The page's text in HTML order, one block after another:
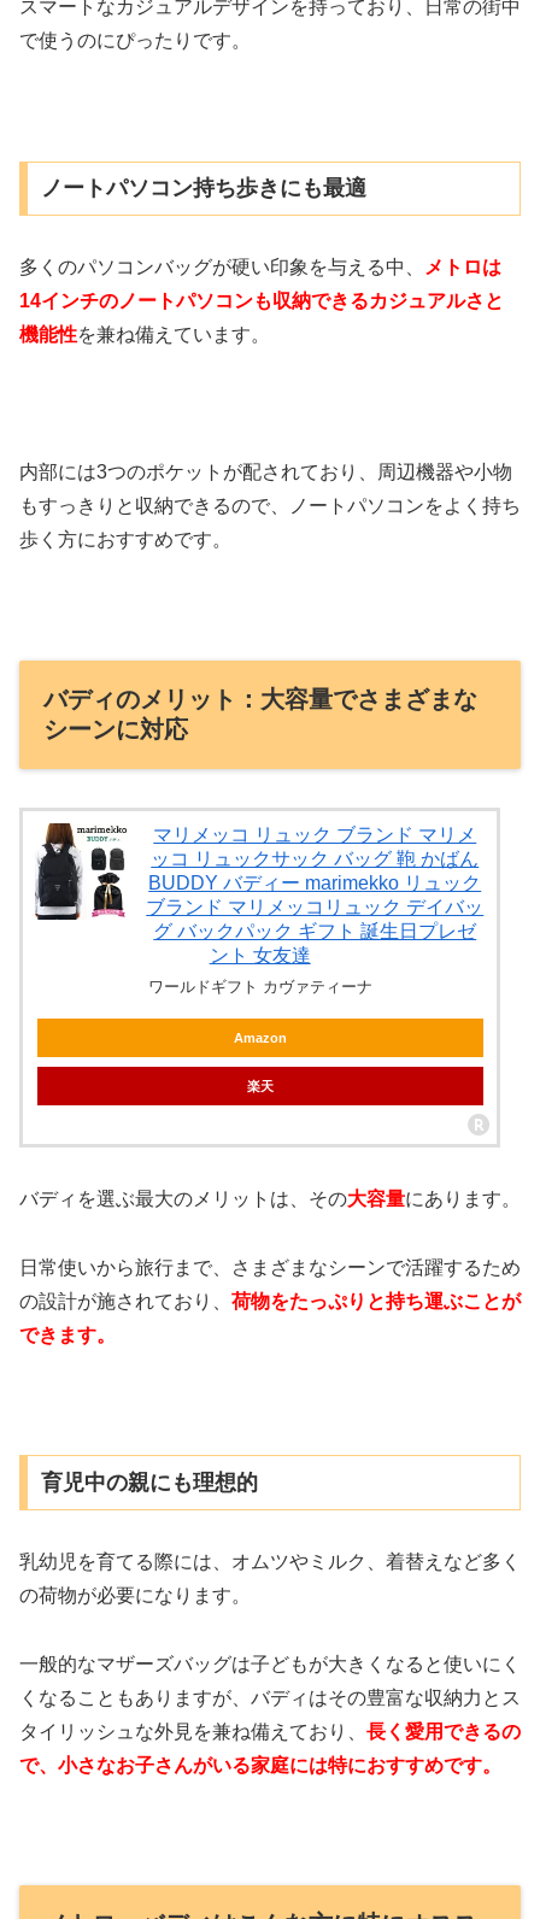
スマートなカジュアルデザインを持っており、日常の街中
で使うのにぴったりです。
ノートパソコン持ち歩きにも最適
多くのパソコンバッグが硬い印象を与える中、
メトロは
14インチのノートパソコンも収納できるカジュアルさと
機能性を兼ね備えています。
内部には3つのポケットが配されており、周辺機器や小物
もすっきりと収納できるので、ノートパソコンをよく持ち
歩く方におすすめです。
バディのメリット：大容量でさまざまな
シーンに対応
マリメッコ リュック ブランド マリメ
ッコ リュックサック バッグ 鞄 かばん
BUDDY バディー marimekko リュック
ブランド マリメッコリュック デイバッ
グ バックパック ギフト 誕生日プレゼ
ント 女友達
ワールドギフト カヴァティーナ
Amazon
楽天
バディを選ぶ最大のメリットは、その大容量にあります。
日常使いから旅行まで、さまざまなシーンで活躍するため
の設計が施されており、 荷物をたっぷりと持ち運ぶことが
できます。
育児中の親にも理想的
乳幼児を育てる際には、オムツやミルク、着替えなど多く
の荷物が必要になります。
一般的なマザーズバッグは子どもが大きくなると使いにく
くなることもありますが、バディはその豊富な収納力とス
タイリッシュな外見を兼ね備えており、 長く愛用できるの
で、小さなお子さんがいる家庭には特におすすめです。